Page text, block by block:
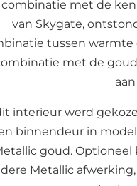
combinatie met de
van Skygate,
tussen warmte
met de
interieur werd
binnendeur in
goud.
Metallic